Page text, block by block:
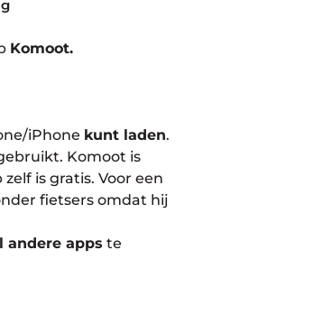
Komoot.
iPhone kunt laden.
Komoot is
is gratis. Voor een
fietsers omdat hij
andere apps te